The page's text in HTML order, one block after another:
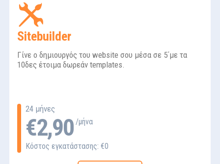
Sitebuilder
Γίνε ο δημιουργός του website σου μέσα σε 5΄με τα
10δες έτοιμα δωρεάν templates.
24 μήνες
€2,90 /μήνα
Κόστος εγκατάστασης: €0